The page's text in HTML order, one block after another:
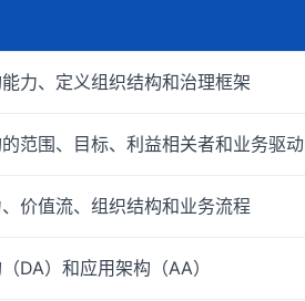
力、定义组织结构和治理框架
范围、目标、利益相关者和业务驱动
价值流、组织结构和业务流程
DA）和应用架构（AA）